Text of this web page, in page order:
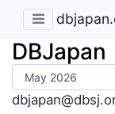
DBJapan